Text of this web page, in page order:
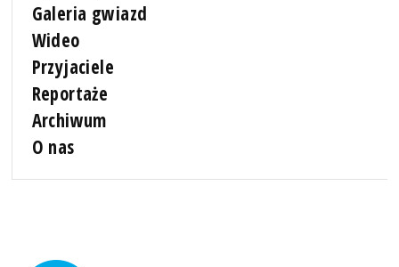
Galeria gwiazd
Wideo
Przyjaciele
Reportaże
Archiwum
O nas